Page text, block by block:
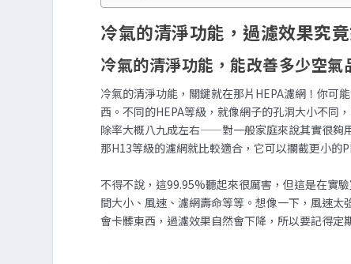
冷氣的清淨功能，過濾效果究
冷氣的清淨功能，能改善多少空氣
冷氣的清淨功能，關鍵就在那片HEPA濾網！你可
西。不同的HEPA等級，就像網子的孔洞大小不同
除率大概八九成左右——對一般家庭來說其實很夠
那H13等級的濾網就比較適合，它可以攔截更小的
不得不說，這99.95%聽起來很厲害，但這是在實
間大小、風速、濾網壽命等等。想像一下，風速
會卡髒東西，過濾效果自然會下降，所以要記得定